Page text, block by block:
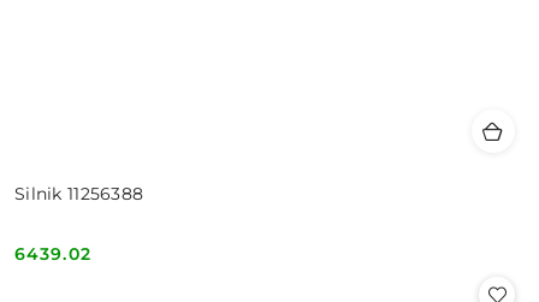
Silnik 11256388
Cena:
6439.02